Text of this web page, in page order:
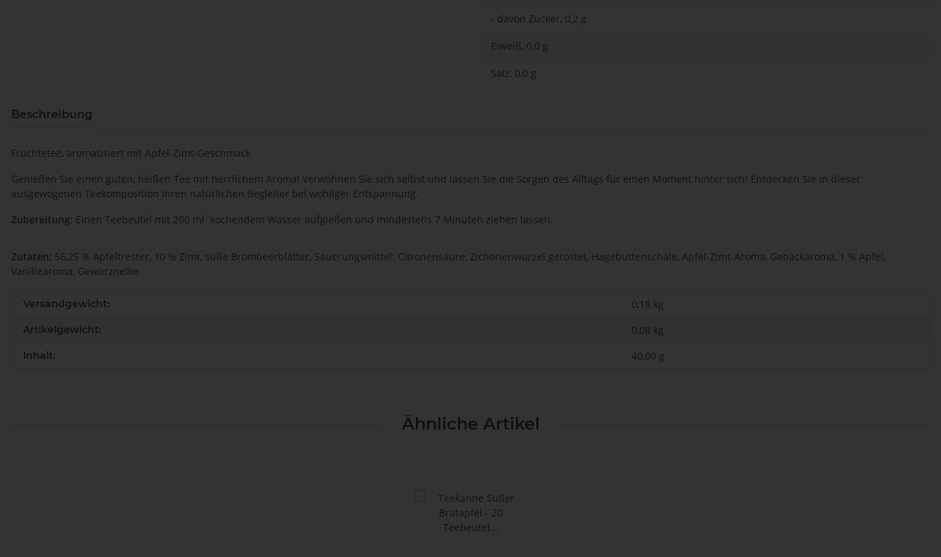
- davon Zucker, 0,2 g
Eiweiß, 0,0 g
Salz, 0,0 g
Beschreibung
Früchtetee, aromatisiert mit Apfel-Zimt-Geschmack
Genießen Sie einen guten, heißen Tee mit herrlichem Aroma! Verwöhnen Sie sich selbst und lassen Sie die Sorgen des Alltags für einen Moment hinter sich! Entdecken Sie in dieser
ausgewogenen Teekomposition Ihren natürlichen Begleiter bei wohliger Entspannung.
Zubereitung: Einen Teebeutel mit 200 ml kochendem Wasser aufgießen und mindestens 7 Minuten ziehen lassen.
Zutaten: 56,25 % Apfeltrester, 10 % Zimt, süße Brombeerblätter, Säuerungsmittel: Citronensäure, Zichorienwurzel geröstet, Hagebuttenschale, Apfel-Zimt-Aroma, Gebäckaroma, 1 % Apfel,
Vanillearoma, Gewürznelke
Produkteigenschaft
Wert
Versandgewicht: 0,18 kg
Artikelgewicht: 0,08 kg
Inhalt: 40,00 g
Ähnliche Artikel